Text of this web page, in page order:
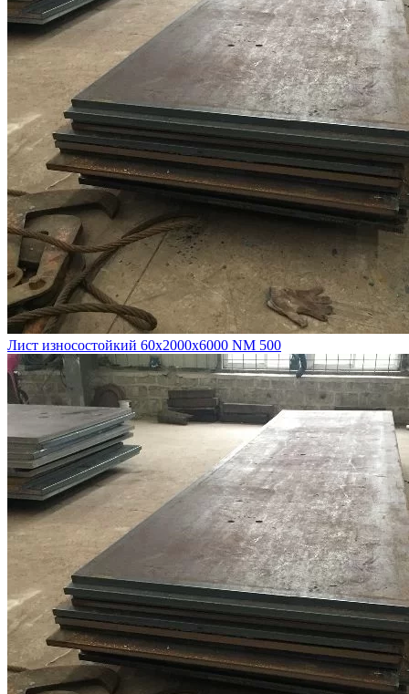
Лист износостойкий 60х2000х6000 NM 500